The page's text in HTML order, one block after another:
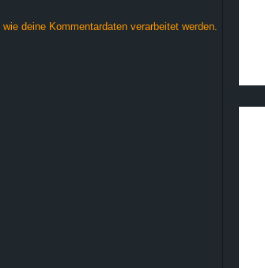
wie deine Kommentardaten verarbeitet werden.